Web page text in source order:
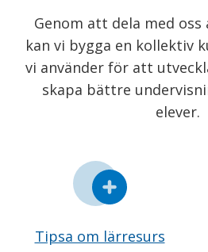
Genom att dela med
kan vi bygga en kollektiv
vi använder för att
skapa bättre
elever.
Tipsa om lärresurs